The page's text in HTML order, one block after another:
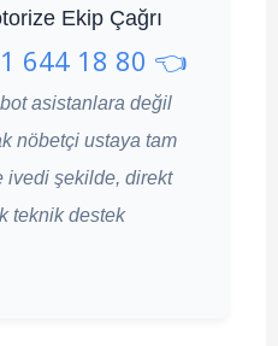
Ekip Çağrı
644 18 80 👈
asistanlara değil
nöbetçi ustaya tam
ivedi şekilde, direkt
teknik destek